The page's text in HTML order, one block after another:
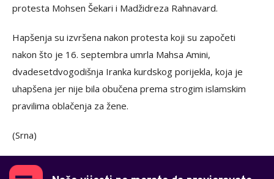
protesta Mohsen Šekari i Madžidreza Rahnavard.
Hapšenja su izvršena nakon protesta koji su započeti
nakon što je 16. septembra umrla Mahsa Amini,
dvadesetdvogodišnja Iranka kurdskog porijekla, koja je
uhapšena jer nije bila obučena prema strogim islamskim
pravilima oblačenja za žene.
(Srna)